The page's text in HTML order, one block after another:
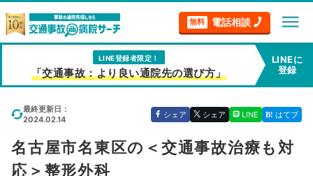
無料 電話相談 menu
LINE登録者限定！
「交通事故：より良い通院先の選び方」
LINEに
登録
最終更新日：
2024.02.14
シェア シェア LINE はてブ
名古屋市名東区の＜交通事故治療も対
応＞整形外科